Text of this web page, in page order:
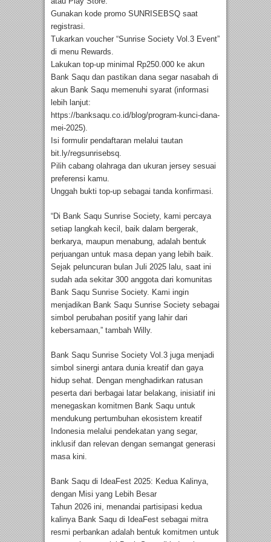
Gunakan kode promo SUNRISEBSQ saat
registrasi.
Tukarkan voucher “Sunrise Society Vol.3 Event”
di menu Rewards.
Lakukan top-up minimal Rp250.000 ke akun
Bank Saqu dan pastikan dana segar nasabah di
akun Bank Saqu memenuhi syarat (informasi
lebih lanjut:
https://banksaqu.co.id/blog/program-kunci-dana-
mei-2025).
Isi formulir pendaftaran melalui tautan
bit.ly/regsunrisebsq.
Pilih cabang olahraga dan ukuran jersey sesuai
preferensi kamu.
Unggah bukti top-up sebagai tanda konfirmasi.
“Di Bank Saqu Sunrise Society, kami percaya
setiap langkah kecil, baik dalam bergerak,
berkarya, maupun menabung, adalah bentuk
perjuangan untuk masa depan yang lebih baik.
Sejak peluncuran bulan Juli 2025 lalu, saat ini
sudah ada sekitar 300 anggota dari komunitas
Bank Saqu Sunrise Society. Kami ingin
menjadikan Bank Saqu Sunrise Society sebagai
simbol perubahan positif yang lahir dari
kebersamaan,” tambah Willy.
Bank Saqu Sunrise Society Vol.3 juga menjadi
simbol sinergi antara dunia kreatif dan gaya
hidup sehat. Dengan menghadirkan ratusan
peserta dari berbagai latar belakang, inisiatif ini
menegaskan komitmen Bank Saqu untuk
mendukung pertumbuhan ekosistem kreatif
Indonesia melalui pendekatan yang segar,
inklusif dan relevan dengan semangat generasi
masa kini.
Bank Saqu di IdeaFest 2025: Kedua Kalinya,
dengan Misi yang Lebih Besar
Tahun 2026 ini, menandai partisipasi kedua
kalinya Bank Saqu di IdeaFest sebagai mitra
resmi perbankan adalah bentuk komitmen untuk